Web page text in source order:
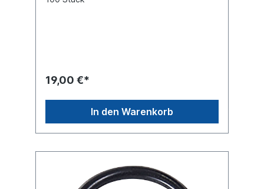
19,00 €*
In den Warenkorb